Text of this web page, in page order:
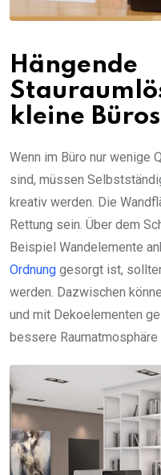
Hängende
kleine Büros
Wenn im Büro nur wenige
sind, müssen
kreativ werden. Die
Rettung sein. Über dem
Beispiel Wandelemente
Ordnung gesorgt ist,
werden. Dazwischen
und mit Dekoelementen
bessere Raumatmosphäre